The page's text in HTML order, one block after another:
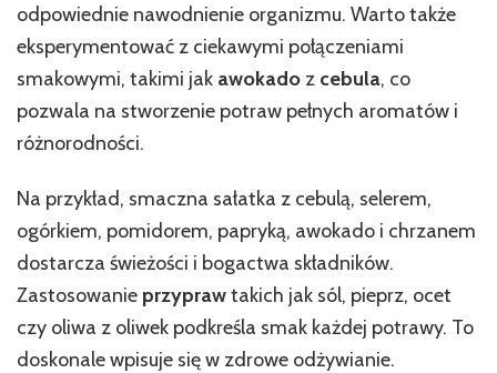
odpowiednie nawodnienie organizmu. Warto także
eksperymentować z ciekawymi połączeniami
smakowymi, takimi jak awokado z cebula, co
pozwala na stworzenie potraw pełnych aromatów i
różnorodności.
Na przykład, smaczna sałatka z cebulą, selerem,
ogórkiem, pomidorem, papryką, awokado i chrzanem
dostarcza świeżości i bogactwa składników.
Zastosowanie przyprawtakich jak sól, pieprz, ocet
czy oliwa z oliwek podkreśla smak każdej potrawy. To
doskonale wpisuje się w zdrowe odżywianie.